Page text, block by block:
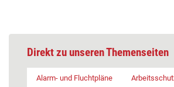
Direkt zu unseren Themenseiten
Alarm- und Fluchtpläne